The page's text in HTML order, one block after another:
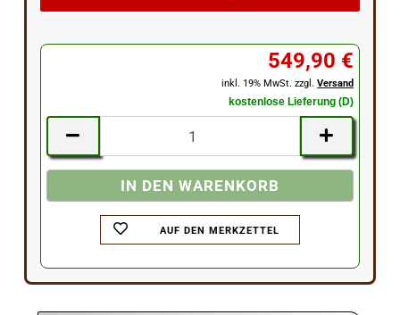
549,90 €
inkl. 19% MwSt. zzgl.Versand
kostenlose Lieferung (D)
AUF DEN MERKZETTEL